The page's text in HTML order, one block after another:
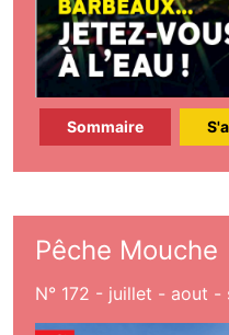
Sommaire
Pêche Mouche
N° 172 - juillet - aout -